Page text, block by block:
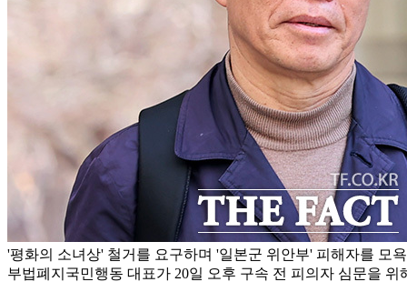
'평화의 소녀상' 철거를 요구하며 '일본군 위안부' 피해자를 모
부법폐지국민행동 대표가 20일 오후 구속 전 피의자 심문을